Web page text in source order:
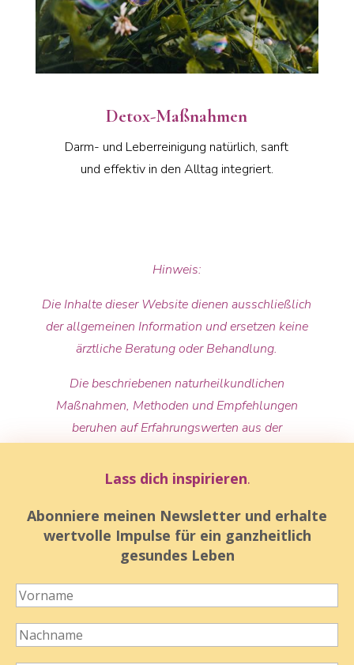
Detox-Maßnahmen
Darm- und Leberreinigung natürlich, sanft
und effektiv in den Alltag integriert.
Hinweis:
Die Inhalte dieser Website dienen ausschließlich
der allgemeinen Information und ersetzen keine
ärztliche Beratung oder Behandlung.
Die beschriebenen naturheilkundlichen
Maßnahmen, Methoden und Empfehlungen
beruhen auf Erfahrungswerten aus der
gesichert. Es werden keine Heilversprechen
Bei bestehenden Beschwerden, Erkrankungen oder
der Einnahme von Medikamenten sollte stets eine
naturheilkundliche Begleitungen erfolgen im
ersetzen keine medizinische Behandlung.
Lass dich inspirieren.
Abonniere meinen Newsletter und erhalte
wertvolle Impulse für ein ganzheitlich
gesundes Leben